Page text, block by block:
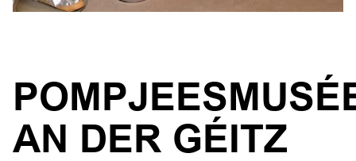
AN DER GÉITZ